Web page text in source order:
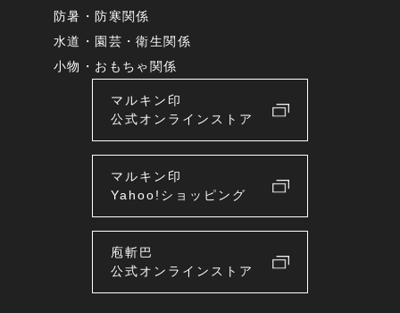
防暑・防寒関係
水道・園芸・衛生関係
小物・おもちゃ関係
マルキン印
公式オンラインストア
マルキン印
Yahoo!ショッピング
庖斬巴
公式オンラインストア